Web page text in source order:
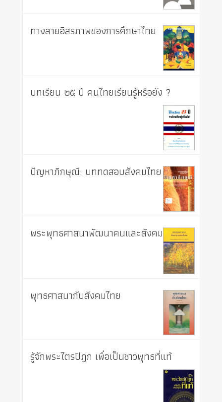
ทางสายอิสรภาพของการศึกษาไทย
บทเรียน ๒๕ ปี คนไทยเรียนรู้หรือยัง ?
ปัญหาภิกษุณี: บททดสอบสังคมไทย
พระพุทธศาสนาพัฒนาคนและสังคม
พุทธศาสนากับสังคมไทย
รู้จักพระไตรปิฎก เพื่อเป็นชาวพุทธที่แท้